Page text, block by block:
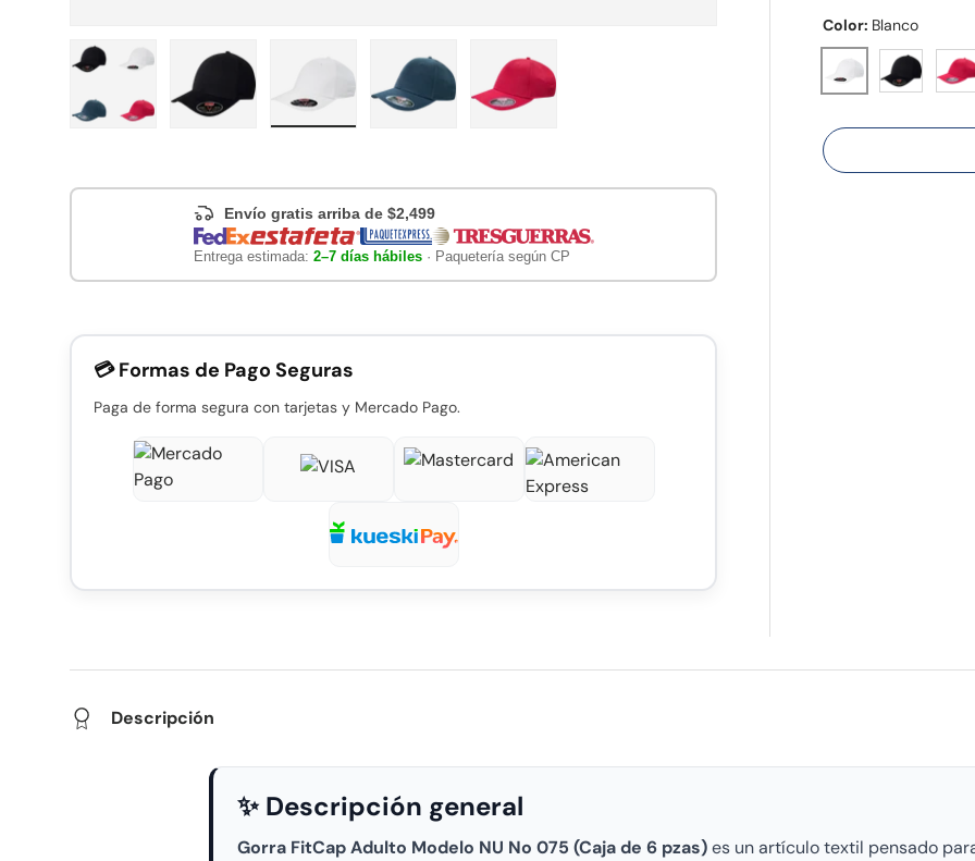
Color: Blanco
Blanco Negro Rojo
Envío gratis arriba de $2,499
Entrega estimada: 2–7 días hábiles· Paquetería según CP
💳 Formas de Pago Seguras
Paga de forma segura con tarjetas y Mercado Pago.
Descripción
✨ Descripción general
Gorra FitCap Adulto Modelo NU No 075 (Caja de 6 pzas)es un artículo textil pensado